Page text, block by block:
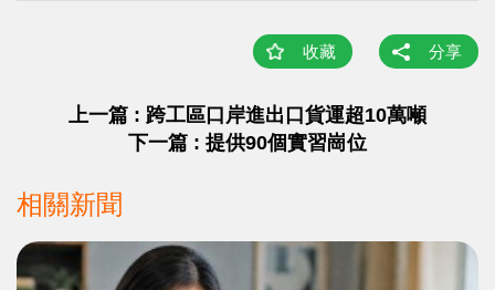
收藏 分享
上一篇 : 跨工區口岸進出口貨運超10萬噸
下一篇 : 提供90個實習崗位
相關新聞